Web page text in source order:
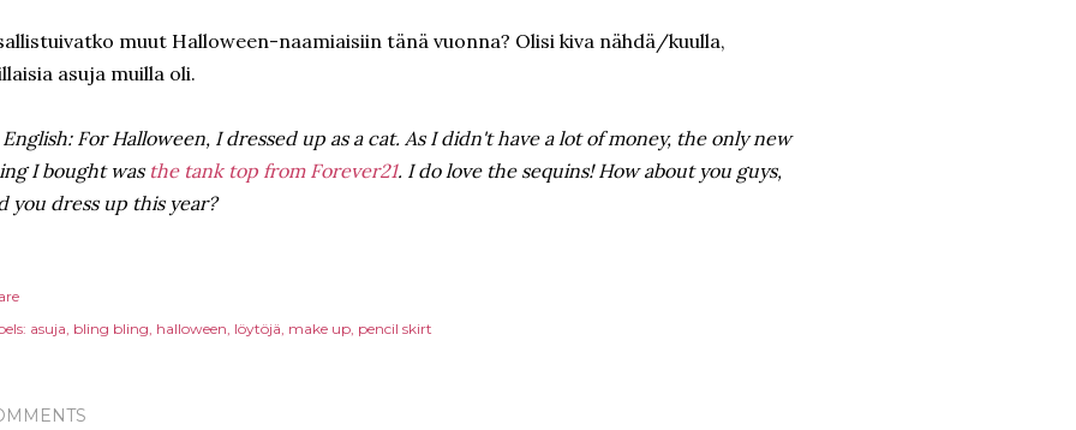
muut Halloween-naamiaisiin tänä vuonna? Olisi kiva nähdä/kuulla,
asuja muilla oli.
For Halloween, I dressed up as a cat. As I didn't have a lot of money, the only new
I bought was the tank top from Forever21. I do love the sequins! How about you guys,
you dress up this year?
asuja bling bling halloween löytöjä make up pencil skirt